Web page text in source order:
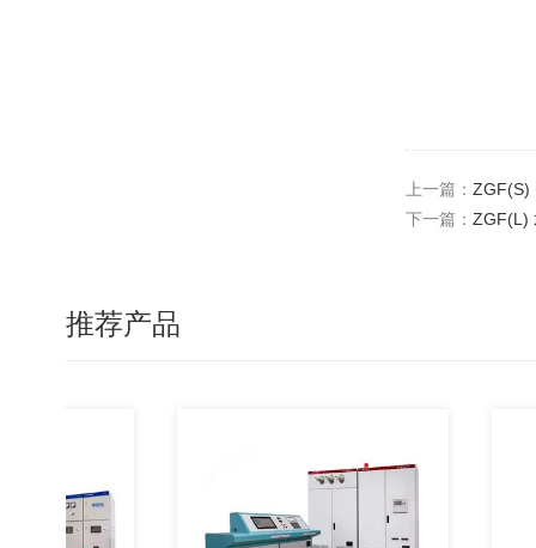
上一篇： ZGF(S)
下一篇： ZGF(L)
推荐产品